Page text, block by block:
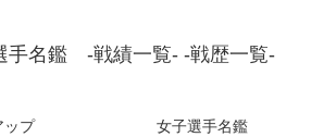
手名鑑 -戦績一覧- -戦歴一覧-
ップ 女子選手名鑑